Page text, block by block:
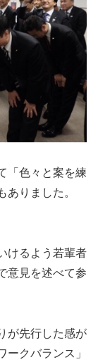
「色々と案を練
ありました。
けるよう若輩者
意見を述べて参
が先行した感が
クバランス」